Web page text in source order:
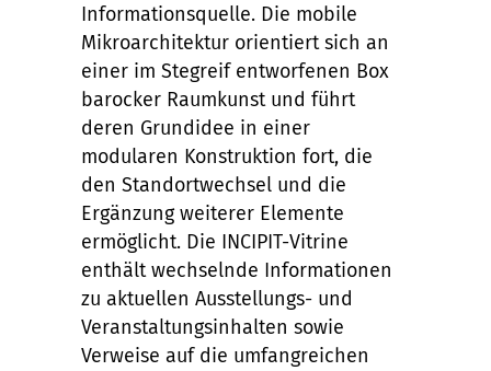
Informationsquelle. Die mobile
Mikroarchitektur orientiert sich an
einer im Stegreif entworfenen Box
barocker Raumkunst und führt
deren Grundidee in einer
modularen Konstruktion fort, die
den Standortwechsel und die
Ergänzung weiterer Elemente
ermöglicht. Die INCIPIT-Vitrine
enthält wechselnde Informationen
zu aktuellen Ausstellungs- und
Veranstaltungsinhalten sowie
Verweise auf die umfangreichen